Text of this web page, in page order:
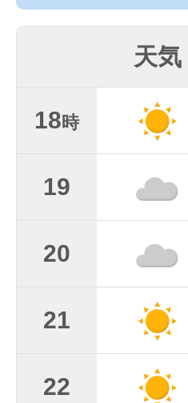
天気
18時
19
20
21
22